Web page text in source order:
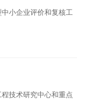
小企业评价和复核工
技术研究中心和重点